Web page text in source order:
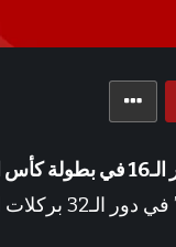
نسيبة بيكهام.. مطالب تركية
بخطوات سهلة
حسن حتى عام 2030 – الأسبوع
جددي في الساحل